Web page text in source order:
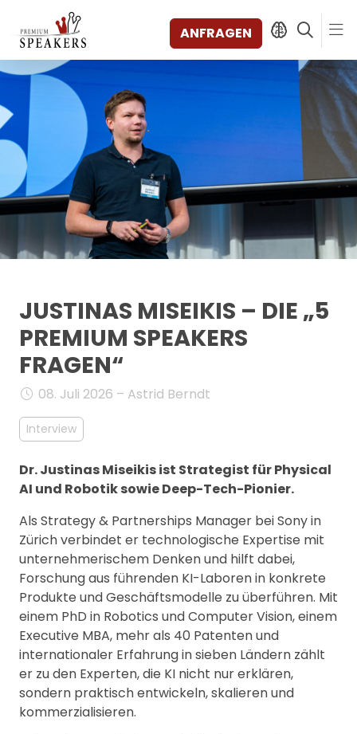
ANFRAGEN
SPEAKERS
THEMEN
ENTDECKEN
SHORTS
VIDEOS
BÜCHER
KATEGORIEN
BACKSTAGE
AGENTUR
KONTAKT & STANDORTE
MANAGEMENT
FAQ
JUSTINAS MISEIKIS – DIE „5
PREMIUM SPEAKERS
FRAGEN“
08. Juli 2026 – Astrid Berndt
Interview
Dr. Justinas Miseikis ist Strategist für Physical
AI und Robotik sowie Deep-Tech-Pionier.
Als Strategy & Partnerships Manager bei Sony in
Zürich verbindet er technologische Expertise mit
unternehmerischem Denken und hilft dabei,
Forschung aus führenden KI-Laboren in konkrete
Produkte und Geschäftsmodelle zu überführen. Mit
einem PhD in Robotics und Computer Vision, einem
Executive MBA, mehr als 40 Patenten und
internationaler Erfahrung in sieben Ländern zählt
er zu den Experten, die KI nicht nur erklären,
sondern praktisch entwickeln, skalieren und
kommerzialisieren.